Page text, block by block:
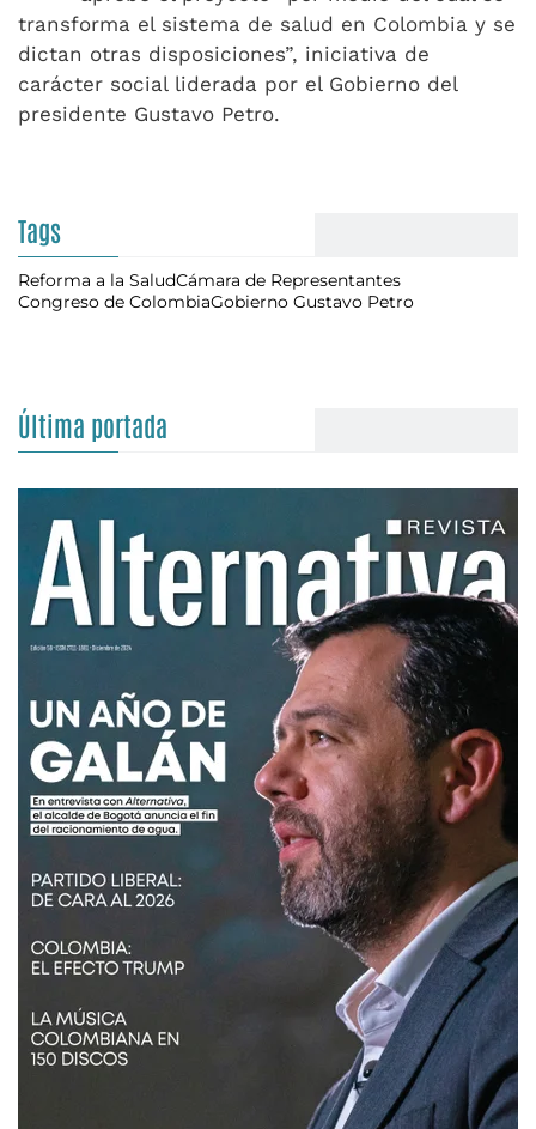
transforma el sistema de salud en Colombia y se
dictan otras disposiciones”, iniciativa de
carácter social liderada por el Gobierno del
presidente Gustavo Petro.
Tags
Reforma a la SaludCámara de Representantes
Congreso de ColombiaGobierno Gustavo Petro
Última portada